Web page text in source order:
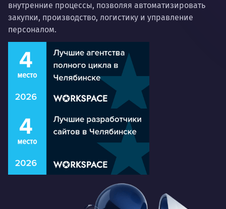
внутренние процессы, позволяя автоматизировать
закупки, производство, логистику и управление
персоналом.